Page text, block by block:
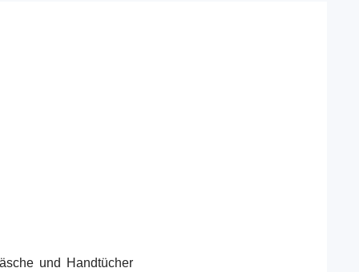
und Handtücher